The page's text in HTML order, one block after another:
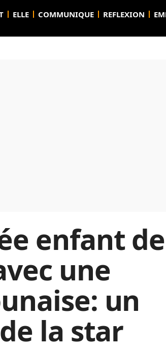
ELLE COMMUNIQUE REFLEXION
enfant
une
un
la star